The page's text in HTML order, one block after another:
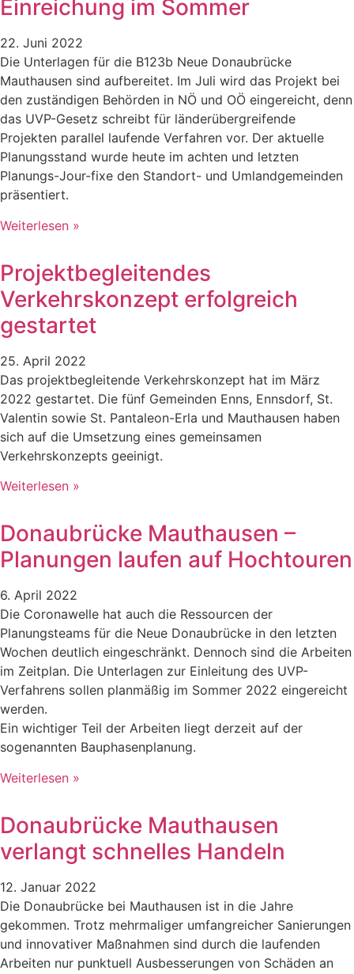
Einreichung im Sommer
22. Juni 2022
Die Unterlagen für die B123b Neue Donaubrücke
Mauthausen sind aufbereitet. Im Juli wird das Projekt bei
den zuständigen Behörden in NÖ und OÖ eingereicht, denn
das UVP-Gesetz schreibt für länderübergreifende
Projekten parallel laufende Verfahren vor. Der aktuelle
Planungsstand wurde heute im achten und letzten
Planungs-Jour-fixe den Standort- und Umlandgemeinden
präsentiert.
Weiterlesen »
Projektbegleitendes
Verkehrskonzept erfolgreich
gestartet
25. April 2022
Das projektbegleitende Verkehrskonzept hat im März
2022 gestartet. Die fünf Gemeinden Enns, Ennsdorf, St.
Valentin sowie St. Pantaleon-Erla und Mauthausen haben
sich auf die Umsetzung eines gemeinsamen
Verkehrskonzepts geeinigt.
Weiterlesen »
Donaubrücke Mauthausen –
Planungen laufen auf Hochtouren
6. April 2022
Die Coronawelle hat auch die Ressourcen der
Planungsteams für die Neue Donaubrücke in den letzten
Wochen deutlich eingeschränkt. Dennoch sind die Arbeiten
im Zeitplan. Die Unterlagen zur Einleitung des UVP-
Verfahrens sollen planmäßig im Sommer 2022 eingereicht
werden.
Ein wichtiger Teil der Arbeiten liegt derzeit auf der
sogenannten Bauphasenplanung.
Weiterlesen »
Donaubrücke Mauthausen
verlangt schnelles Handeln
12. Januar 2022
Die Donaubrücke bei Mauthausen ist in die Jahre
gekommen. Trotz mehrmaliger umfangreicher Sanierungen
und innovativer Maßnahmen sind durch die laufenden
Arbeiten nur punktuell Ausbesserungen von Schäden an